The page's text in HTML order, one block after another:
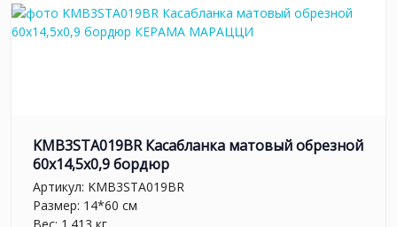
KMB3STA019BR Касабланка матовый обрезной
60x14,5x0,9 бордюр
Артикул: KMB3STA019BR
Размер: 14*60 см